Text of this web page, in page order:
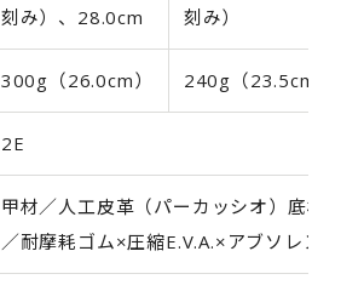
刻み）、28.0cm
刻み）
300g（26.0cm） 240g（23.5cm）
2E
甲材／人工皮革（パーカッシオ）底材
／耐摩耗ゴム×圧縮E.V.A.×アブソレン